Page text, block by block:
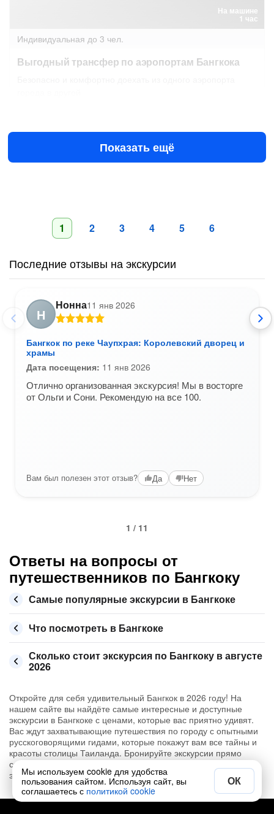
На машине
1 час
Индивидуальная до 3 чел.
Выгодный трансфер по аэропортам Бангкока
$67за всё до 3 чел.
Показать ещё
1 2 3 4 5 6
Последние отзывы на экскурсии
Н
Нонна11 янв 2026
Бангкок по реке Чаупхрая: Королевский дворец и
храмы
Дата посещения: 11 янв 2026
Отлично организованная экскурсия! Мы в восторге
от Ольги и Сони. Рекомендую на все 100.
Вам был полезен этот отзыв? Да Нет
1 / 11
Ответы на вопросы от
путешественников по Бангкоку
Самые популярные экскурсии в Бангкоке
Что посмотреть в Бангкоке
Сколько стоит экскурсия по Бангкоку в августе
2026
Откройте для себя удивительный Бангкок в 2026 году! На
нашем сайте вы найдёте самые интересные и доступные
экскурсии в Бангкоке с ценами, которые вас приятно удивят.
Вас ждут захватывающие путешествия по городу с опытными
русскоговорящими гидами, которые покажут вам все тайны и
красоты столицы Таиланда. Бронируйте экскурсии прямо
сейчас и получите незабываемые впечатления от лучших
экскурсий Бангкока!
Мы используем cookie для удобства
пользования сайтом. Используя сайт, вы
соглашаетесь с политикой cookie
ОК